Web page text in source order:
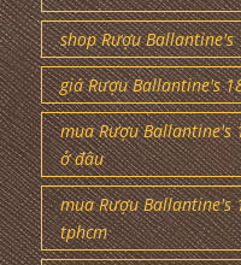
shop Rượu Ballantine's
giá Rượu Ballantine's
mua Rượu Ballantine's
ở đâu
mua Rượu Ballantine's
tphcm